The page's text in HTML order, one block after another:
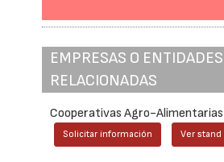
EMPRESAS O ENTIDADES
RELACIONADAS
Cooperativas Agro-Alimentarias
Solicitar información Ver stand